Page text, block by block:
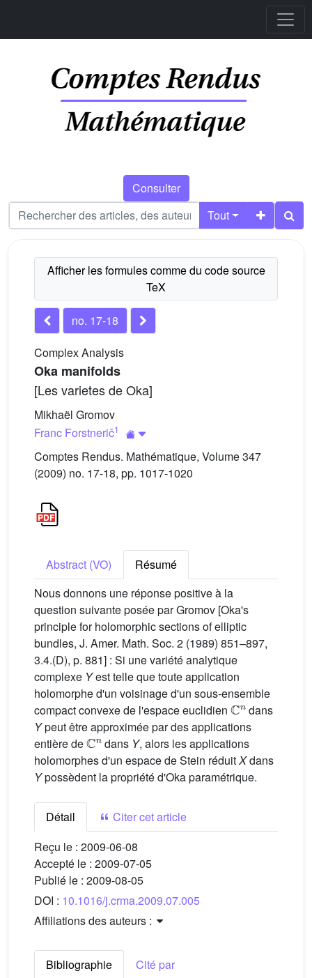
Consulter
Tout
no. 17-18
Complex Analysis
Oka manifolds
[Les varietes de Oka]
Mikhaël Gromov
Franc Forstnerič1
Comptes Rendus. Mathématique, Volume 347
(2009) no. 17-18, pp. 1017-1020
Abstract (VO)
Résumé
Nous donnons une réponse positive à la
question suivante posée par Gromov [Oka's
principle for holomorphic sections of elliptic
bundles, J. Amer. Math. Soc. 2 (1989) 851–897,
3.4.(D), p. 881] : Si une variété analytique
complexe Yest telle que toute application
holomorphe d'un voisinage d'un sous-ensemble
compact convexe de l'espace euclidien
Cn
dans
Ypeut être approximée par des applications
entière de
Cn
dans Y, alors les applications
holomorphes d'un espace de Stein réduitXdans
Ypossèdent la propriété d'Oka paramétrique.
Détail
Citer cet article
Reçu le : 2009-06-08
Accepté le : 2009-07-05
Publié le : 2009-08-05
DOI : 10.1016/j.crma.2009.07.005
Affiliations des auteurs :
Bibliographie
Cité par